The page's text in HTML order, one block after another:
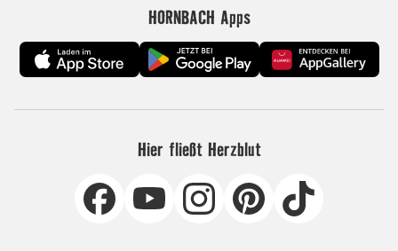
HORNBACH Apps
Hier fließt Herzblut